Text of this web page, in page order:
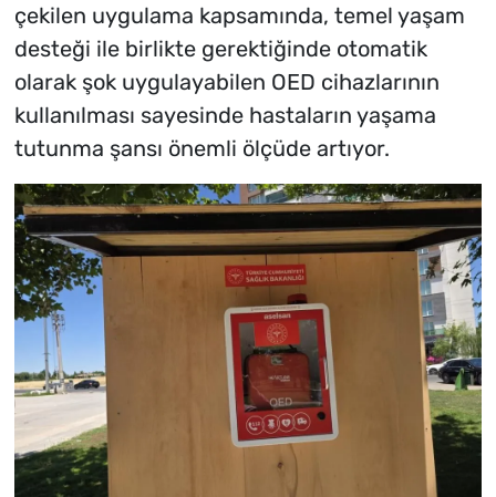
çekilen uygulama kapsamında, temel yaşam
desteği ile birlikte gerektiğinde otomatik
olarak şok uygulayabilen OED cihazlarının
kullanılması sayesinde hastaların yaşama
tutunma şansı önemli ölçüde artıyor.